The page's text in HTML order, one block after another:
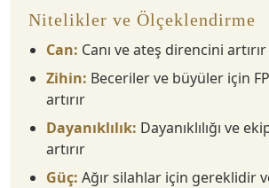
Nitelikler ve Ölçeklendirme
Can: Canı ve ateş direncini artırır
Zihin: Beceriler ve büyüler için
artırır
Dayanıklılık: Dayanıklılığı ve
artırır
Güç: Ağır silahlar için gereklidir